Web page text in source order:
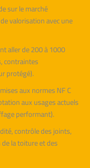
sur le marché
valorisation avec une
aller de 200 à 1000
contraintes
protégé).
aux normes NF C
aux usages actuels
performant).
contrôle des joints,
la toiture et des